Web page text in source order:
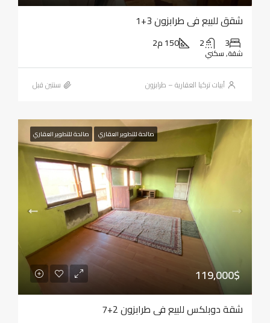
شقق للبيع في طرابزون 3+1
3
2 150 م2
شقة, سكني
أبيات تركيا العقارية – طرابزون ‏سنتين قبل
صالحة للتطوير العقاري صالحة للتطوير العقاري
119,000$
شقة دوبلكس للبيع في طرابزون 2+7